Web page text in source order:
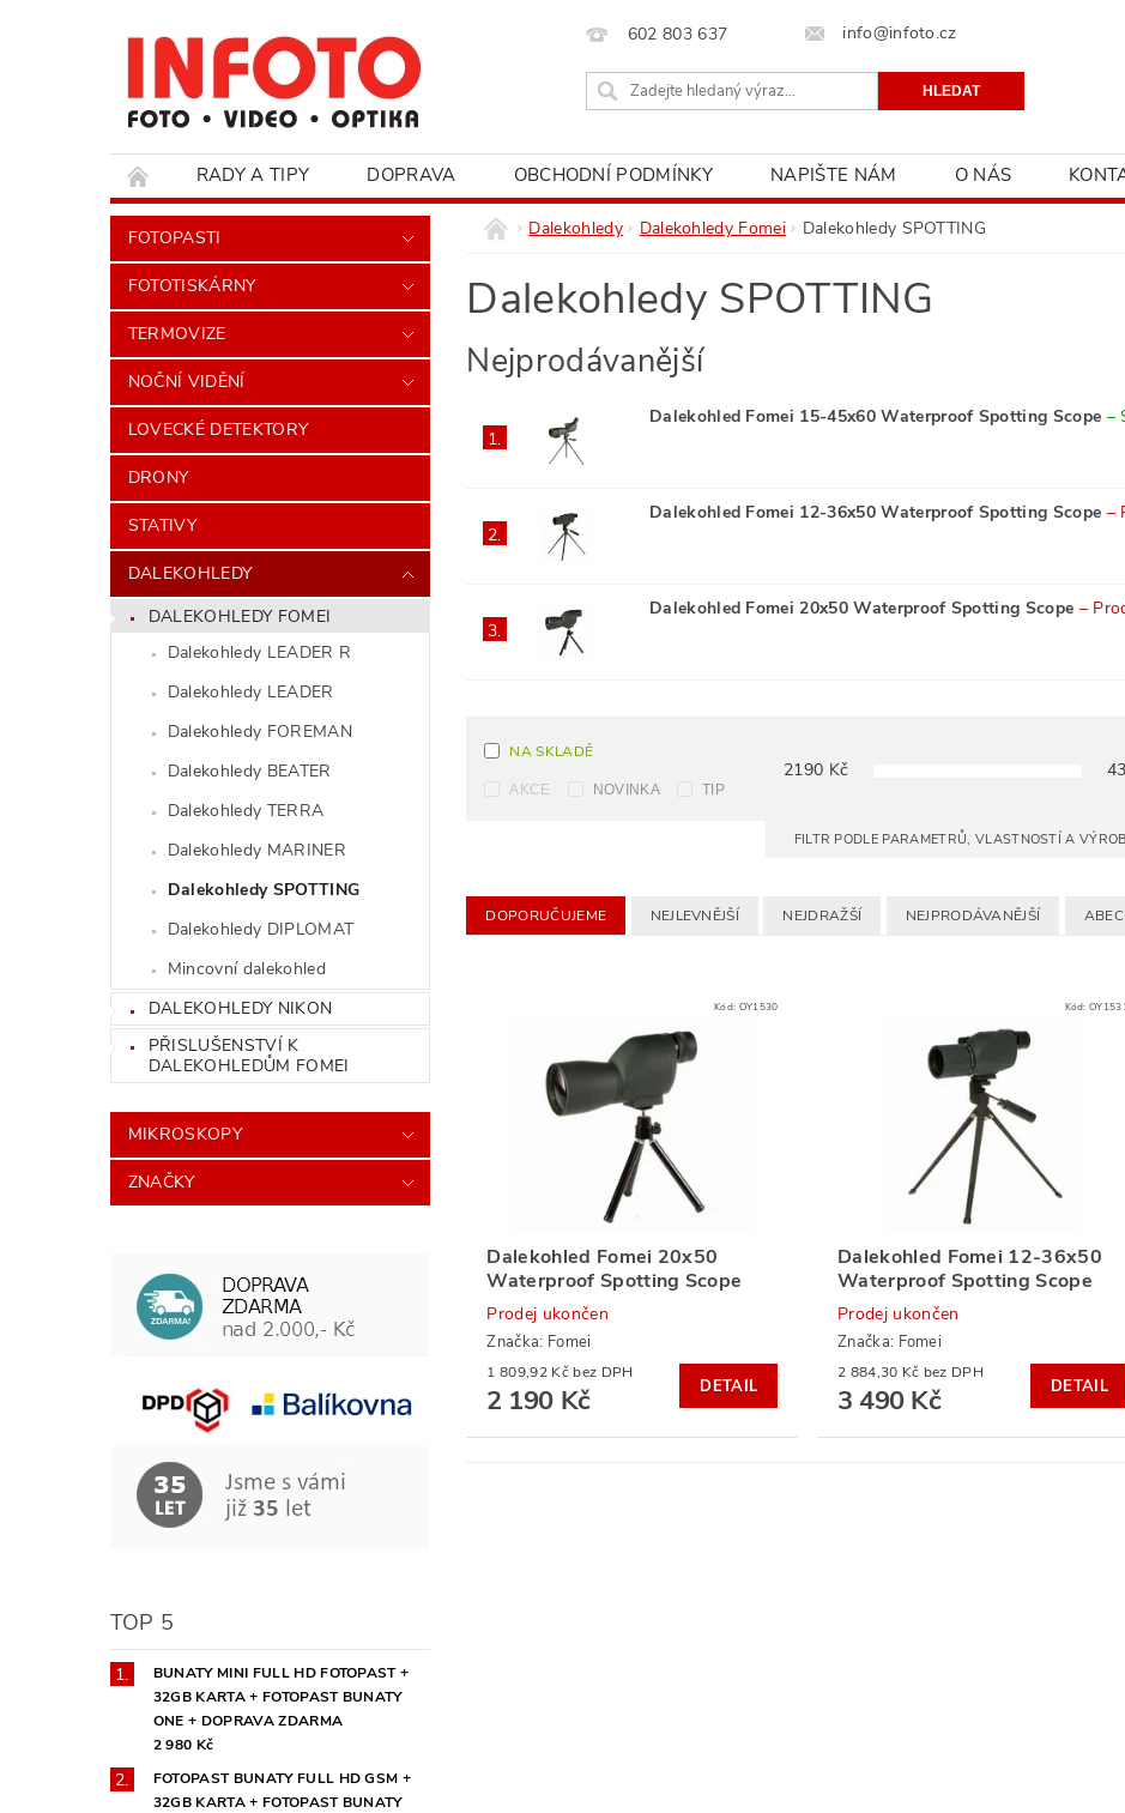
602 803 637 info@infoto.cz
RADY A TIPY DOPRAVA OBCHODNÍ PODMÍNKY NAPIŠTE NÁM O NÁS
HODNOCENÍ OBCHODU
FOTOPASTI
FOTOTISKÁRNY
TERMOVIZE
NOČNÍ VIDĚNÍ
LOVECKÉ DETEKTORY
DRONY
STATIVY
DALEKOHLEDY
DALEKOHLEDY FOMEI
Dalekohledy LEADER R
Dalekohledy LEADER
Dalekohledy FOREMAN
Dalekohledy BEATER
Dalekohledy TERRA
Dalekohledy MARINER
Dalekohledy SPOTTING
Dalekohledy DIPLOMAT
Mincovní dalekohled
DALEKOHLEDY NIKON
PŘISLUŠENSTVÍ K
DALEKOHLEDŮM FOMEI
MIKROSKOPY
ZNAČKY
TOP 5
BUNATY MINI FULL HD FOTOPAST +
32GB KARTA + FOTOPAST BUNATY
ONE + DOPRAVA ZDARMA
2 980 Kč
FOTOPAST BUNATY FULL HD GSM +
32GB KARTA + FOTOPAST BUNATY
Dalekohledy Dalekohledy Fomei Dalekohledy SPOTTING
Dalekohledy SPOTTING
Nejprodávanější
1.
Dalekohled Fomei 15-45x60 Waterproof Spotting Scope –
2.
Dalekohled Fomei 12-36x50 Waterproof Spotting Scope –
3.
Dalekohled Fomei 20x50 Waterproof Spotting Scope –
NA SKLADĚ
AKCE NOVINKA TIP
2190 Kč
FILTR PODLE PARAMETRŮ, VLASTNOSTÍ A
DOPORUČUJEME NEJLEVNĚJŠÍ NEJDRAŽŠÍ NEJPRODÁVANĚJŠÍ
Kód: OY1530
Dalekohled Fomei 20x50
Waterproof Spotting Scope
Prodej ukončen
Značka: Fomei
1 809,92 Kč bez DPH
2 190 Kč DETAIL
Kód:
Dalekohled Fomei 12-36x50
Waterproof Spotting Scope
Prodej ukončen
Značka: Fomei
2 884,30 Kč bez DPH
3 490 Kč DETAIL